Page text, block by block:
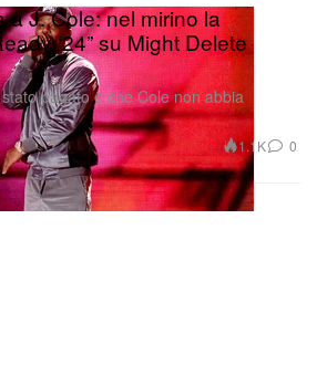
a J. Cole: nel mirino la
‘24” su Might Delete
pagato e che Cole non abbia
1.1K 0